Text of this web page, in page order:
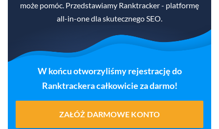
może pomóc. Przedstawiamy Ranktracker - platformę
all-in-one dla skutecznego SEO.
W końcu otworzyliśmy rejestrację do
Ranktrackera całkowicie za darmo!
ZAŁÓŻ DARMOWE KONTO